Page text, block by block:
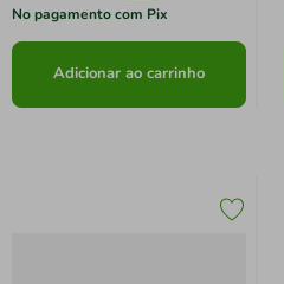
No pagamento com Pix
Adicionar ao carrinho